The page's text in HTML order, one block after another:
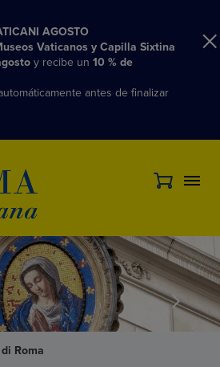
AGOSTO
Vaticanos y Capilla Sixtina
y recibe un 10 % de
antes de finalizar
Roma